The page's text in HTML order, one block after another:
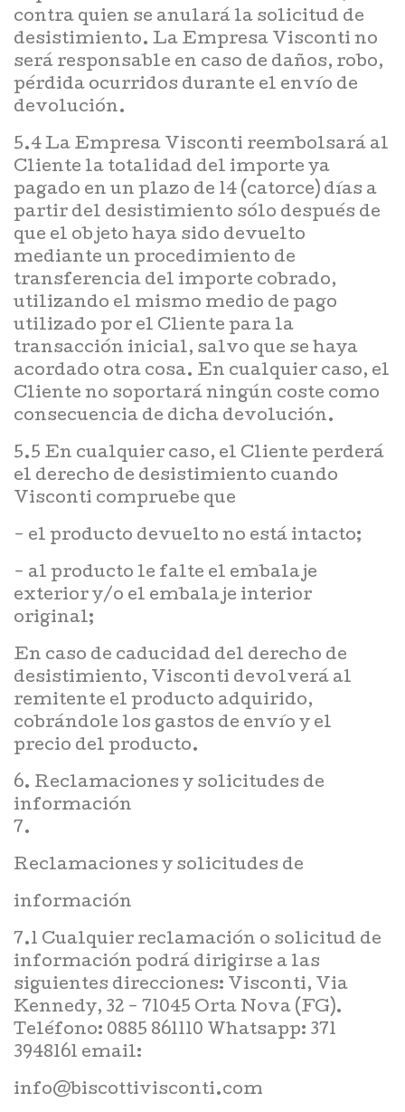
contra quien se anulará la solicitud de
desistimiento. La Empresa Visconti no
será responsable en caso de daños, robo,
pérdida ocurridos durante el envío de
devolución.
5.4 La Empresa Visconti reembolsará al
Cliente la totalidad del importe ya
pagado en un plazo de 14 (catorce) días a
partir del desistimiento sólo después de
que el objeto haya sido devuelto
mediante un procedimiento de
transferencia del importe cobrado,
utilizando el mismo medio de pago
utilizado por el Cliente para la
transacción inicial, salvo que se haya
acordado otra cosa. En cualquier caso, el
Cliente no soportará ningún coste como
consecuencia de dicha devolución.
5.5 En cualquier caso, el Cliente perderá
el derecho de desistimiento cuando
Visconti compruebe que
- el producto devuelto no está intacto;
- al producto le falte el embalaje
exterior y/o el embalaje interior
original;
En caso de caducidad del derecho de
desistimiento, Visconti devolverá al
remitente el producto adquirido,
cobrándole los gastos de envío y el
precio del producto.
6. Reclamaciones y solicitudes de
información
7.
Reclamaciones y solicitudes de
información
7.1 Cualquier reclamación o solicitud de
información podrá dirigirse a las
siguientes direcciones: Visconti, Via
Kennedy, 32 - 71045 Orta Nova (FG).
Teléfono: 0885 861110 Whatsapp: 371
3948161 email:
info@biscottivisconti.com